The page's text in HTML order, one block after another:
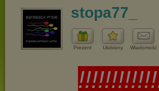
stopa77_
Prezent Ulubiony Wiadomość